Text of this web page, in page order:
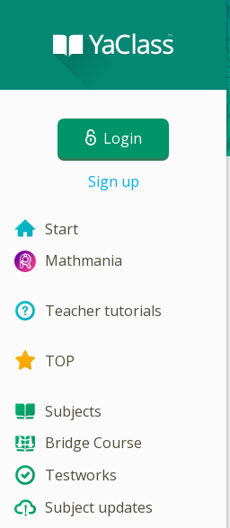
Login
Sign up
Start
Mathmania
Teacher tutorials
TOP
Subjects
Bridge Course
Testworks
Subject updates